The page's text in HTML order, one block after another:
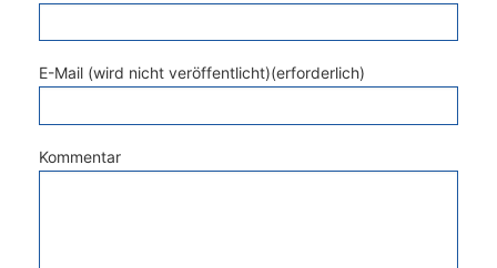
E-Mail (wird nicht veröffentlicht)(erforderlich)
Kommentar